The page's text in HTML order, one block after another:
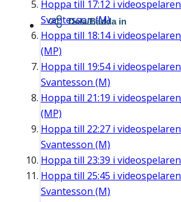
Hoppa till 17:12 i videospelaren
Svantesson (M)
Hoppa till 18:14i videospelaren
(MP)
Hoppa till 19:54i videospelaren
Svantesson (M)
Hoppa till 21:19 i videospelaren
(MP)
Hoppa till 22:27 i videospelaren
Svantesson (M)
Hoppa till 23:39 i videospelaren
Hoppa till 25:45 i videospelaren
Svantesson (M)
Dela/Bädda in